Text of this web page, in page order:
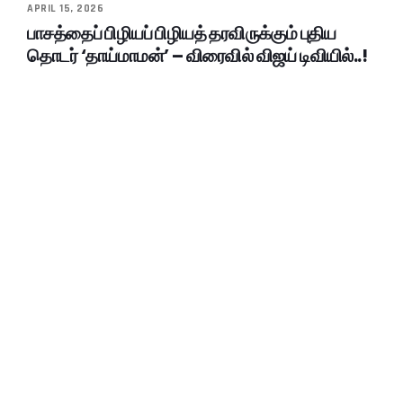
APRIL 15, 2026
பாசத்தைப் பிழியப் பிழியத் தரவிருக்கும் புதிய
தொடர் ‘தாய்மாமன்’ – விரைவில் விஜய் டிவியில்..!